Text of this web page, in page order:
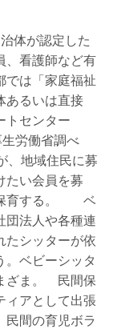
体が認定した
、看護師など有
では「家庭福祉
あるいは直接
トセンター
労働省調べ
、地域住民に募
たい会員を募
保育する。 ベ
法人や各種連
たシッターが依
。ベビーシッタ
ざま。 民間保
アとして出張
民間の育児ボラ